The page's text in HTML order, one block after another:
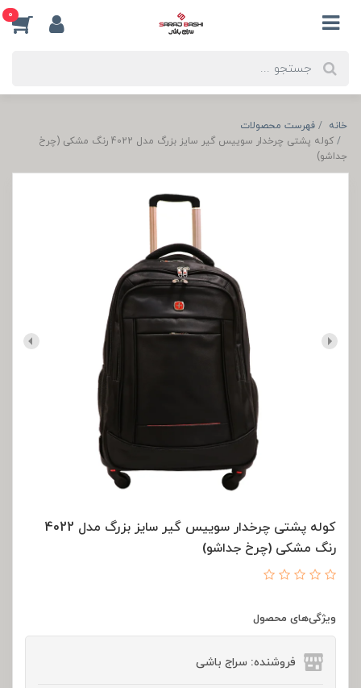
0
خانه
فهرست محصولات
کوله پشتی چرخدار سوییس گیر سایز بزرگ مدل 4022 رنگ مشکی (چرخ
جداشو)
کوله پشتی چرخدار سوییس گیر سایز بزرگ مدل 4022
رنگ مشکی (چرخ جداشو)
ویژگی‌های محصول
فروشنده: سراج باشی